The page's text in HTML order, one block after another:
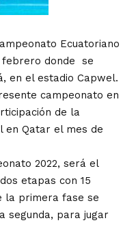
Ecuatoriano
febrero donde se
en el estadio Capwel.
campeonato en
de la
en Qatar el mes de
2022, será el
etapas con 15
la primera fase se
segunda, para jugar